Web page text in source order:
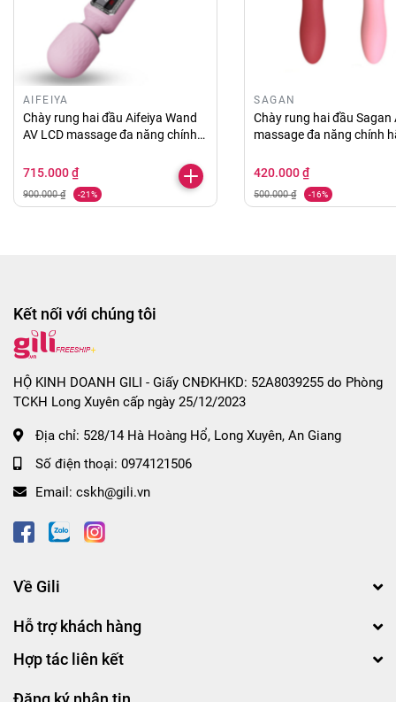
AIFEIYA
Chày rung hai đầu Aifeiya Wand
AV LCD massage đa năng chính
715.000 ₫
900.000 ₫ -21%
SAGAN
Chày rung hai đầu Sagan
massage đa năng chính
420.000 ₫
500.000 ₫ -16%
Kết nối với chúng tôi
HỘ KINH DOANH GILI - Giấy CNĐKHKD: 52A8039255 do Phòng
TCKH Long Xuyên cấp ngày 25/12/2023
Địa chỉ: 528/14 Hà Hoàng Hổ, Long Xuyên, An Giang
Số điện thoại: 0974121506
Email: cskh@gili.vn
Về Gili
Hỗ trợ khách hàng
Hợp tác liên kết